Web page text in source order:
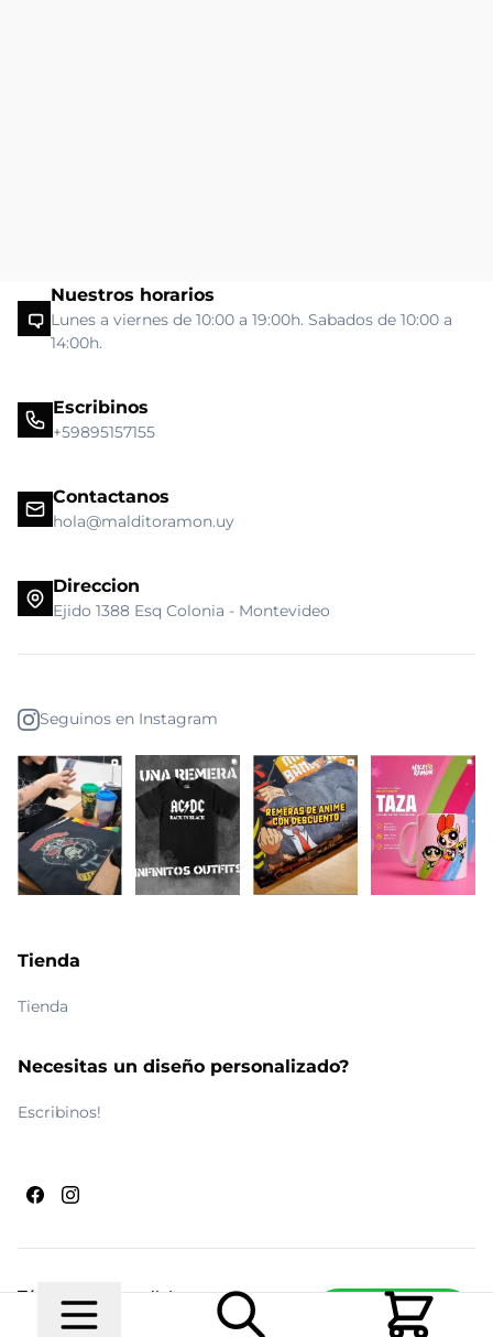
Escribinos
Nuestros horarios
Lunes a viernes de 10:00 a 19:00h. Sabados de 10:00 a
14:00h.
Escribinos
+59895157155
Contactanos
hola@malditoramon.uy
Direccion
Ejido 1388 Esq Colonia - Montevideo
Seguinos en Instagram
Tienda
Tienda
Necesitas un diseño personalizado?
Escribinos!
© 2026 Maldito RamónRealizado por Ecwid de
Términos y condiciones